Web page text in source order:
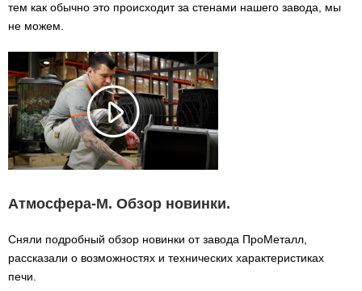
тем как обычно это происходит за стенами нашего завода, мы
не можем.
Атмосфера-М. Обзор новинки.
Сняли подробный обзор новинки от завода ПроМеталл,
рассказали о возможностях и технических характеристиках
печи.